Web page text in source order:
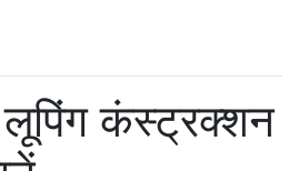
कंस्ट्रक्शन